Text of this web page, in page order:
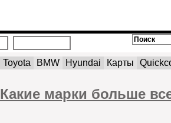
Toyota BMW Hyundai Карты
Какие марки больше